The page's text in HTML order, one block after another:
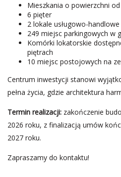
Mieszkania o powierzchni
6 pięter
2 lokale usługowo-handlowe
249 miejsc parkingowych w
Komórki lokatorskie
piętrach
10 miejsc postojowych na
Centrum inwestycji stanowi
pełna życia, gdzie architektura
Termin realizacji: zakończenie
2026 roku, z finalizacją umów
2027 roku.
Zapraszamy do kontaktu!